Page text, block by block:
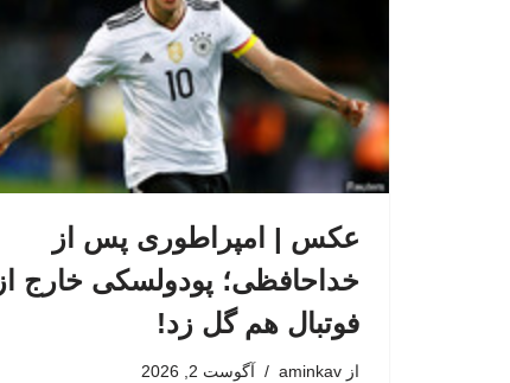
عکس | امپراطوری پس از
خداحافظی؛ پودولسکی خارج از
فوتبال هم گل زد!
از aminkav آگوست 2, 2026